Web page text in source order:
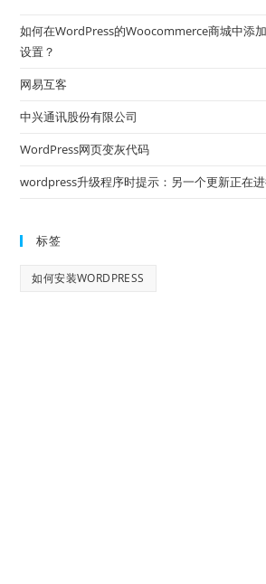
如何在WordPress的Woocommerce商城中添
设置？
网易互客
中兴通讯股份有限公司
WordPress网页变灰代码
wordpress升级程序时提示：另一个更新正在
标签
如何安装WORDPRESS